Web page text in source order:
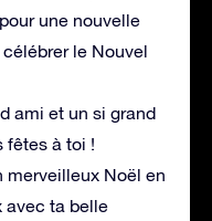
une nouvelle
le Nouvel
ami et un si grand
fêtes à toi !
merveilleux Noël en
avec ta belle